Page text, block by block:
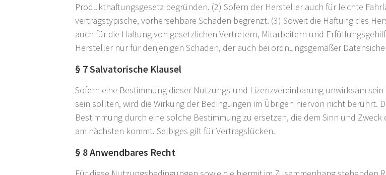
Produkthaftungsgesetz begründen. (2) Sofern der Hersteller auch für leichte
vertragstypische, vorhersehbare Schäden begrenzt. (3) Soweit die Haftung des
auch für die Haftung von gesetzlichen Vertretern, Mitarbeitern und
Hersteller nur für denjenigen Schaden, der auch bei ordnungsgemäßer
§ 7 Salvatorische Klausel
Sofern eine Bestimmung dieser Nutzungs-und Lizenzvereinbarung unwirksam
sein sollten, wird die Wirkung der Bedingungen im Übrigen hiervon nicht berührt.
Bestimmung durch eine solche Bestimmung zu ersetzen, die dem Sinn und
am nächsten kommt. Selbiges gilt für Vertragslücken.
§ 8 Anwendbares Recht